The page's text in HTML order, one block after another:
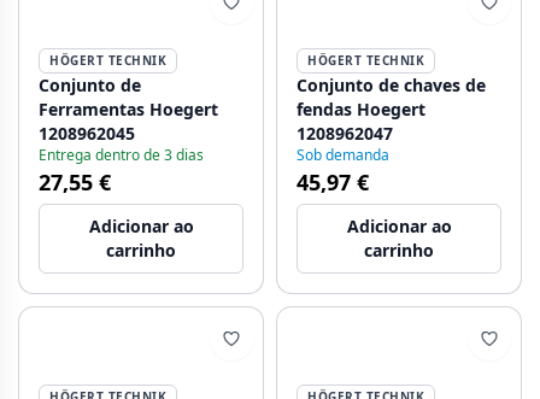
HÖGERT TECHNIK
Conjunto de
Ferramentas Hoegert
1208962045
Entrega dentro de 3 dias
27,55 €
Adicionar ao
carrinho
HÖGERT TECHNIK
Conjunto de chaves de
fendas Hoegert
1208962047
Sob demanda
45,97 €
Adicionar ao
carrinho